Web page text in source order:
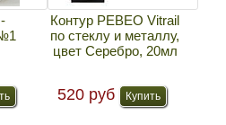
Контур PEBEO Vitrail
по стеклу и металлу,
цвет Серебро, 20мл
520 руб